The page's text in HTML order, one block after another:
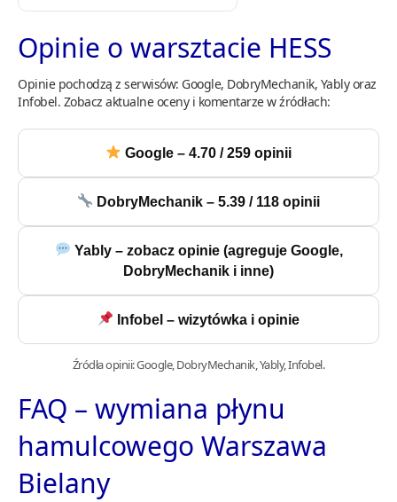
Opinie o warsztacie HESS
Opinie pochodzą z serwisów: Google, DobryMechanik, Yably oraz
Infobel. Zobacz aktualne oceny i komentarze w źródłach:
Google – 4.70 / 259 opinii
DobryMechanik – 5.39 / 118 opinii
Yably – zobacz opinie (agreguje Google,
DobryMechanik i inne)
Infobel – wizytówka i opinie
Źródła opinii: Google, DobryMechanik, Yably, Infobel.
FAQ – wymiana płynu
hamulcowego Warszawa
Bielany